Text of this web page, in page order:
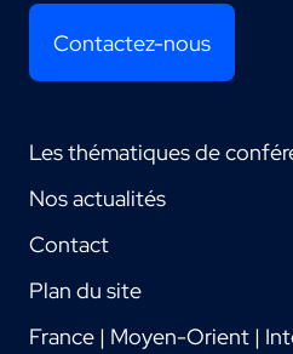
Contactez-nous
Les thématiques de
Nos actualités
Contact
Plan du site
France | Moyen-Orient |